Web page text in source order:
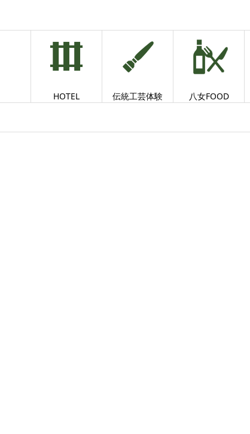
HOTEL 伝統工芸体験 八女FOOD